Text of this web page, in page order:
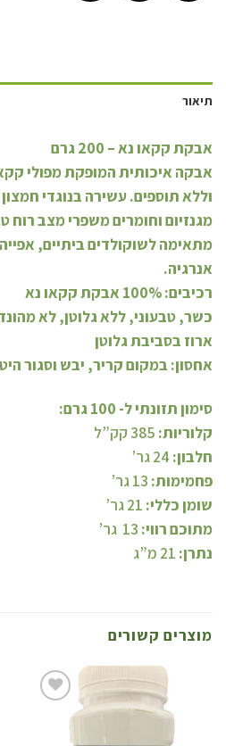
תיאור
אבקת קקאו נא – 200 גרם
אבקה איכותית המופקת מפולי
וללא תוספים. עשירה בנוגדי
מגנזיום וחומרים משפרי מצב רוח
מתאימה לשוקולדים ביתיים,
אנרגיה.
רכיבים: 100% אבקת קקאו נא
כשר, טבעוני, ללא גלוטן, לא
ארוז בסביבת גלוטן
אחסון: במקום קריר, יבש וסגור
סימון תזונתי ל- 100 גרם:
קלוריות:
חלבון:
פחמימות:
שומן כללי:
מתוכם רווי:
נתרן:
מוצרים קשורים